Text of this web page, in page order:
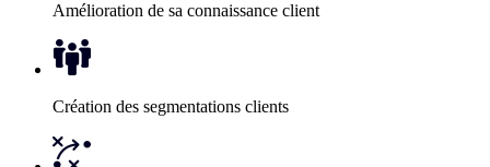
Amélioration de sa connaissance client
Création des segmentations clients